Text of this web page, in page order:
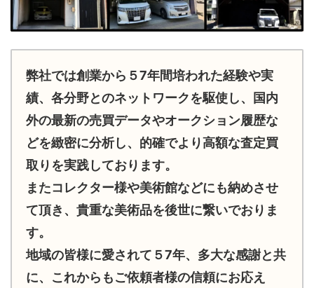
弊社では創業から５7年間培われた経験や実
績、各分野とのネットワークを駆使し、国内
外の最新の売買データやオークション履歴な
どを緻密に分析し、的確でより高額な査定買
取りを実践しております。
またコレクター様や美術館などにも納めさせ
て頂き、貴重な美術品を後世に繋いでおりま
す。
地域の皆様に愛されて５7年、多大な感謝と共
に、これからもご依頼者様の信頼にお応え